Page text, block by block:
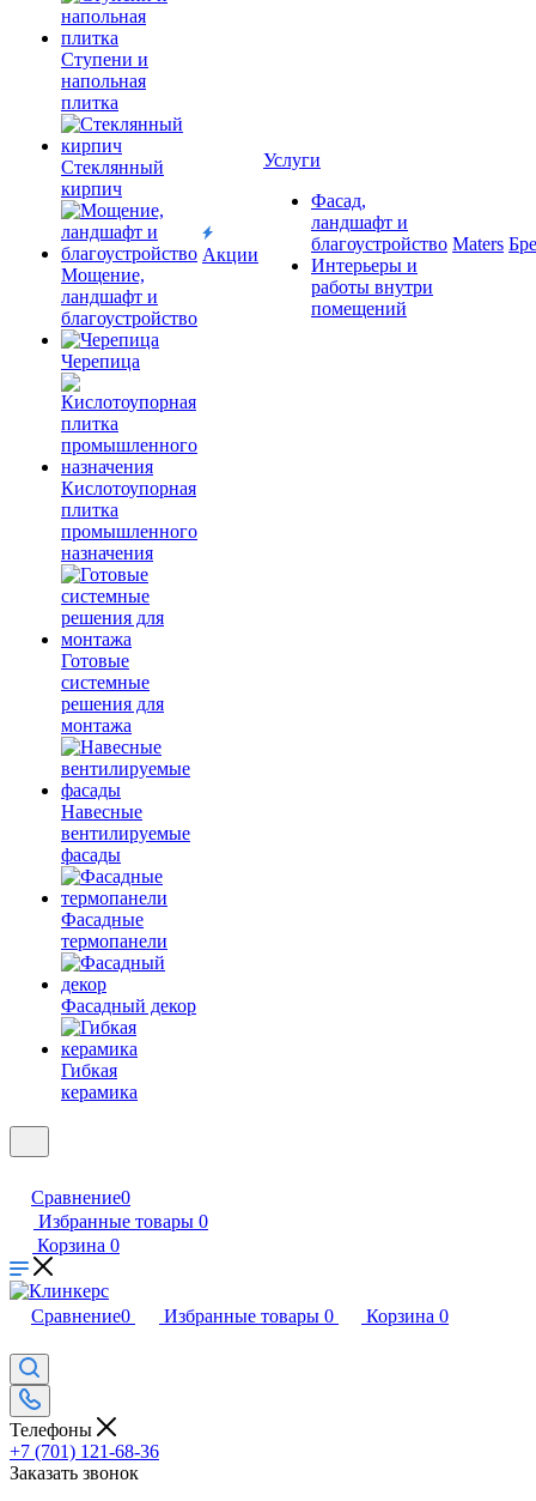
Ступени и
напольная
плитка
Cтеклянный
кирпич
Мощение,
ландшафт и
благоустройство
Черепица
Кислотоупорная
плитка
промышленного
назначения
Готовые
системные
решения для
монтажа
Навесные
вентилируемые
фасады
Фасадные
термопанели
Фасадный декор
Гибкая
керамика
Акции
Услуги
Фасад,
ландшафт и
благоустройство
Интерьеры и
работы внутри
помещений
Maters
Сравнение0
Избранные товары 0
Корзина 0
Сравнение0 Избранные товары 0 Корзина 0
Телефоны
+7 (701) 121-68-36
Заказать звонок